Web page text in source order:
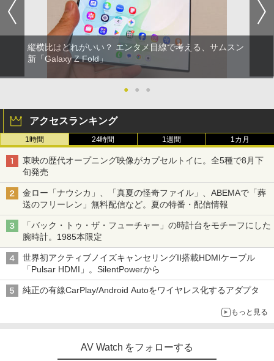
縦横比はどれがいい？ エンタメ目線で考える、サムスン
新「Galaxy Z Fold」
● ● ●
アクセスランキング
1時間 24時間 1週間 1カ月
東映の歴代オープニング映像がカプセルトイに。全5種で8月下
旬発売
金ロー「ナウシカ」、「真夏の怪奇ファイル」、ABEMAで「葬
送のフリーレン」無料配信など。夏の特番・配信情報
「バック・トゥ・ザ・フューチャー」の時計台をモチーフにした
腕時計。1985本限定
世界初アクティブノイズキャンセリングII搭載HDMIケーブル
「Pulsar HDMI」。SilentPowerから
純正の有線CarPlay/Android Autoをワイヤレス化するアダプタ
もっと見る
AV Watch をフォローする